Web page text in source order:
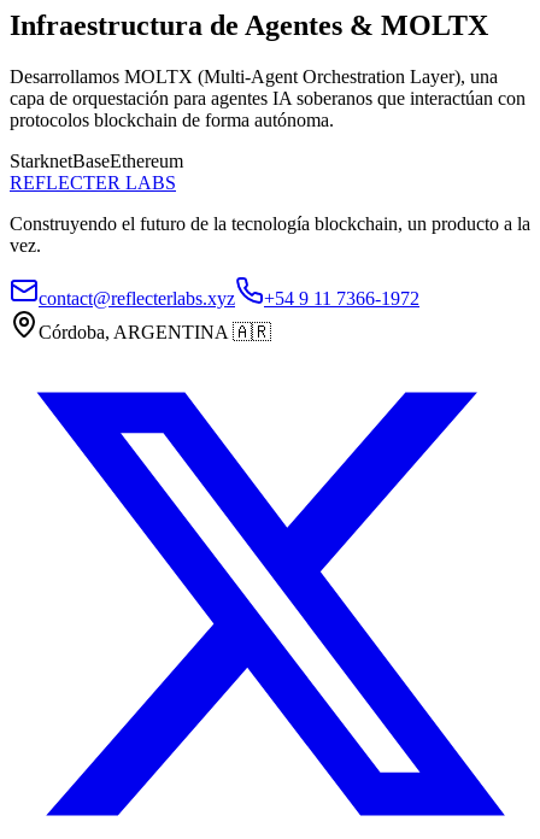
Infraestructura de Agentes & MOLTX
Desarrollamos MOLTX (Multi-Agent Orchestration Layer), una
capa de orquestación para agentes IA soberanos que interactúan con
protocolos blockchain de forma autónoma.
StarknetBaseEthereum
REFLECTER LABS
Construyendo el futuro de la tecnología blockchain, un producto a la
vez.
contact@reflecterlabs.xyz
+54 9 11 7366-1972
Córdoba, ARGENTINA 🇦🇷